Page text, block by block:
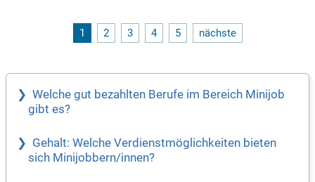
szahlungen. Bei einer Vollzeitstelle erhältst Du alle zwei Wo
chen einen ganzen Tag frei, was insgesamt etwa 45 freie Ta
1 2 3 4 5 nächste
Welche gut bezahlten Berufe im Bereich Minijob
gibt es?
Gehalt: Welche Verdienstmöglichkeiten bieten
sich Minijobbern/innen?